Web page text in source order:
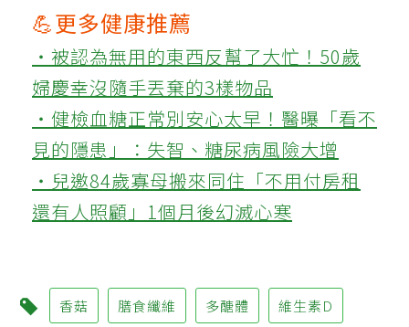
💪更多健康推薦
‧被認為無用的東西反幫了大忙！50歲
婦慶幸沒隨手丟棄的3樣物品
‧健檢血糖正常別安心太早！醫曝「看不
見的隱患」：失智、糖尿病風險大增
‧兒邀84歲寡母搬來同住「不用付房租
還有人照顧」1個月後幻滅心寒
香菇 膳食纖維 多醣體 維生素D